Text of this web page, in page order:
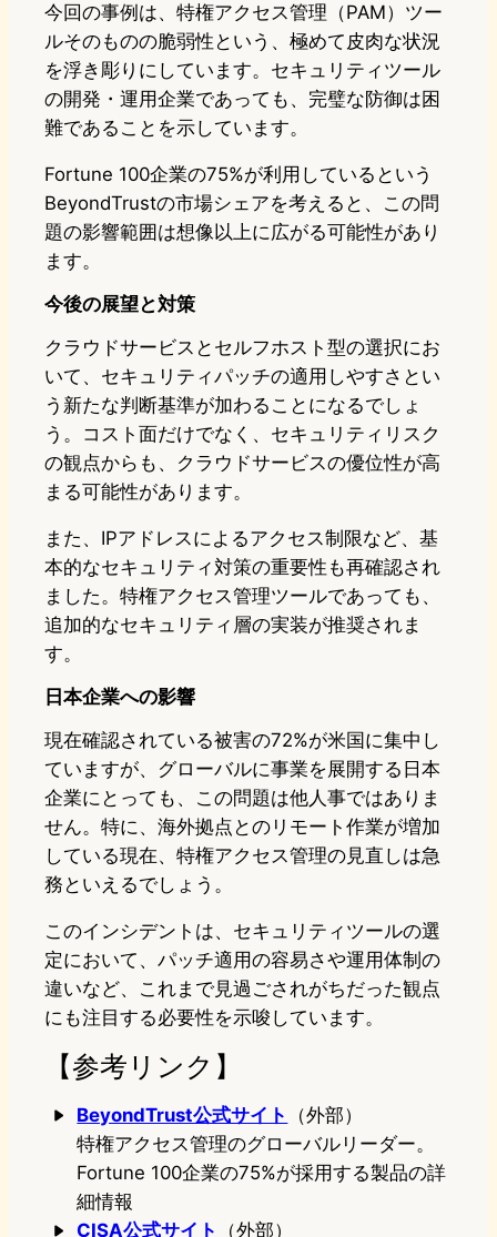
今回の事例は、特権アクセス管理（PAM）ツー
ルそのものの脆弱性という、極めて皮肉な状況
を浮き彫りにしています。セキュリティツール
の開発・運用企業であっても、完璧な防御は困
難であることを示しています。
Fortune 100企業の75%が利用しているという
BeyondTrustの市場シェアを考えると、この問
題の影響範囲は想像以上に広がる可能性があり
ます。
今後の展望と対策
クラウドサービスとセルフホスト型の選択にお
いて、セキュリティパッチの適用しやすさとい
う新たな判断基準が加わることになるでしょ
う。コスト面だけでなく、セキュリティリスク
の観点からも、クラウドサービスの優位性が高
まる可能性があります。
また、IPアドレスによるアクセス制限など、基
本的なセキュリティ対策の重要性も再確認され
ました。特権アクセス管理ツールであっても、
追加的なセキュリティ層の実装が推奨されま
す。
日本企業への影響
現在確認されている被害の72%が米国に集中し
ていますが、グローバルに事業を展開する日本
企業にとっても、この問題は他人事ではありま
せん。特に、海外拠点とのリモート作業が増加
している現在、特権アクセス管理の見直しは急
務といえるでしょう。
このインシデントは、セキュリティツールの選
定において、パッチ適用の容易さや運用体制の
違いなど、これまで見過ごされがちだった観点
にも注目する必要性を示唆しています。
【参考リンク】
BeyondTrust公式サイト
（外部）
特権アクセス管理のグローバルリーダー。
Fortune 100企業の75%が採用する製品の詳
細情報
CISA公式サイト
（外部）